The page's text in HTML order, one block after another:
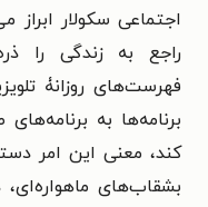
اجتماعی سکولار
راجع به زندگی را
فهرست‌های روزانۀ
برنامه‌ها به
کند، معنی این امر
بشقاب‌های ماهواره‌ای،